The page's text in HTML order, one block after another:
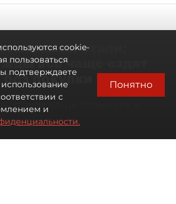
стали:
всё чаще ездят
покупки туров
стали чаще отдыхать в
туров
cookie-
пользоваться
подтверждаете
с
и
Понятно